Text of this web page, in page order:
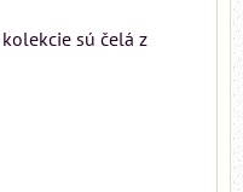
sú čelá z